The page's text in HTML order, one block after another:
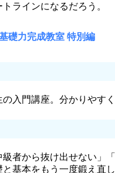
ラインになるだろう。
礎力完成教室 特別編
入門講座。分かりやす
級者から抜け出せない」
基本をもう一度鍛え直